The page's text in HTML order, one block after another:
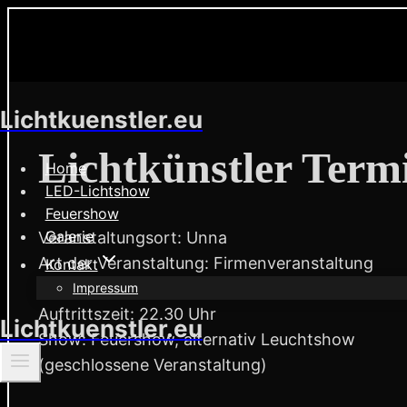
Inhalt
springen
Lichtkuenstler.eu
Home
LED-Lichtshow
Feuershow
Galerie
Kontakt
Impressum
Lichtkuenstler.eu
Lichtkünstler
Veranstaltungsort: Unna
Art der Veranstaltung: Firmenveranstaltung
Veranstaltungsdatum: 5. Juli 2013
Auftrittszeit: 22.30 Uhr
Show: Feuershow, alternativ Leuchtshow
(geschlossene Veranstaltung)